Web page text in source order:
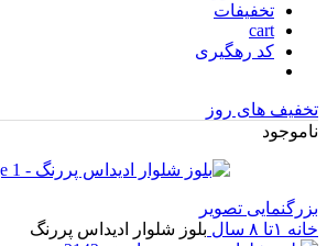
تخفیفات
cart
کد رهگیری
تخفیف های روز
ناموجود
بزرگنمایی تصویر
خانه ۱تا ۸ سال بلوز شلوار ادیداس پررنگ